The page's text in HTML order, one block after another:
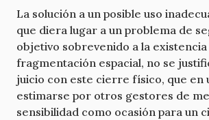
La solución a un posible uso
que diera lugar a un problema de
objetivo sobrevenido a la existencia
fragmentación espacial, no se
juicio con este cierre físico, que en
estimarse por otros gestores de
sensibilidad como ocasión para un